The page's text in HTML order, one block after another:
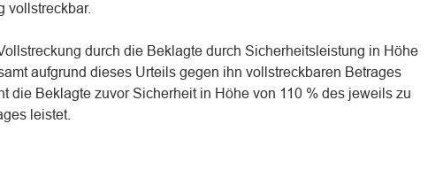
vollstreckbar.
durch die Beklagte durch Sicherheitsleistung in Höhe
aufgrund dieses Urteils gegen ihn vollstreckbaren Betrages
die Beklagte zuvor Sicherheit in Höhe von 110 % des jeweils zu
leistet.